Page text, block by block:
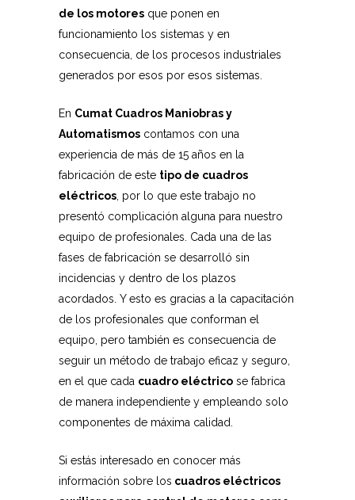
de los motores que ponen en
funcionamiento los sistemas y en
consecuencia, de los procesos industriales
generados por esos por esos sistemas.
En Cumat Cuadros Maniobras y
Automatismos contamos con una
experiencia de más de 15 años en la
fabricación de este tipo de cuadros
eléctricos , por lo que este trabajo no
presentó complicación alguna para nuestro
equipo de profesionales. Cada una de las
fases de fabricación se desarrolló sin
incidencias y dentro de los plazos
acordados. Y esto es gracias a la capacitación
de los profesionales que conforman el
equipo, pero también es consecuencia de
seguir un método de trabajo eficaz y seguro,
en el que cada cuadro eléctrico se fabrica
de manera independiente y empleando solo
componentes de máxima calidad.
Si estás interesado en conocer más
información sobre los cuadros eléctricos